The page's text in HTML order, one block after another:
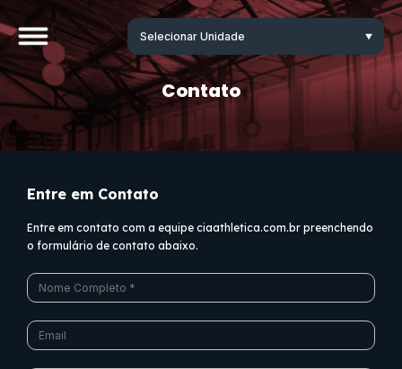
Contato
Entre em Contato
Entre em contato com a equipe ciaathletica.com.br preenchendo
o formulário de contato abaixo.